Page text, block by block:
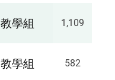
教學組 1,109
教學組 582